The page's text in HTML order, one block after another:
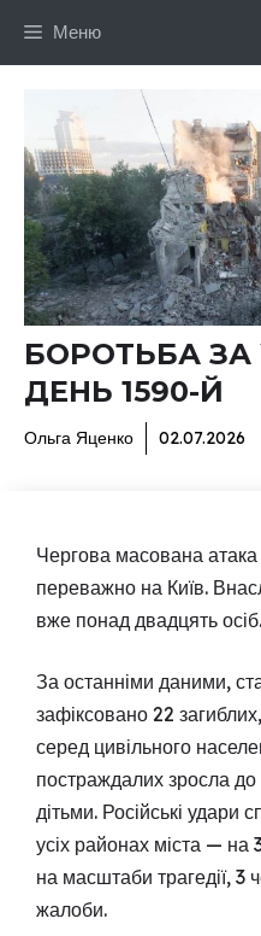
Меню
БОРОТЬБА ЗА
ДЕНЬ 1590-Й
Ольга Яценко 02.07.2026
Чергова масована
переважно на Київ.
вже понад двадцять осіб.
За останніми даними,
зафіксовано 22
серед цивільного
постраждалих зросла
дітьми. Російські
усіх районах міста — на
на масштаби трагедії,
жалоби.